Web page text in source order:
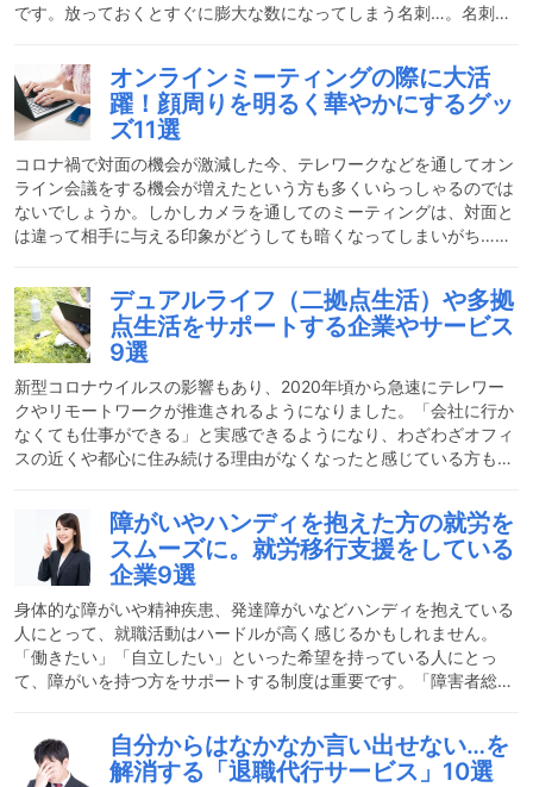
です。放っておくとすぐに膨大な数になってしまう名刺…。名刺フ
一杯になってしまったり、ファイルの途中にページを増やすことが
できずに自分が使いやすいように分類分けができなかったりと、な
かなか収集がつきません。デジタル化が進みあらゆることが便利に
なった今、何か便利な名刺管理の方法はないのでしょうか？最近で
は、各企業で名刺情報をクラウド上に保管・共有して営業活動に活
オンラインミーティングの際に大活
躍！顔周りを明るく華やかにするグッ
ズ11選
コロナ禍で対面の機会が激減した今、テレワークなどを通してオン
ライン会議をする機会が増えたという方も多くいらっしゃるのでは
ないでしょうか。しかしカメラを通してのミーティングは、対面と
は違って相手に与える印象がどうしても暗くなってしまいがち…。
える印象まで暗くなってしまうと、あなたが今まで培ってきた好感
度まで下げてしまう可能性があります。そんな事態に陥らないため
にも、オンラインミーティング時には顔周りが明るくなる工夫をし
て、好感度＆自分のテンションアップ作戦を実行しちゃいましょう
♪今回はオンライン映えするアイテム（ジュエリー、アクセサリー
デュアルライフ（二拠点生活）や多拠
点生活をサポートする企業やサービス
9選
新型コロナウイルスの影響もあり、2020年頃から急速にテレワー
クやリモートワークが推進されるようになりました。「会社に行か
なくても仕事ができる」と実感できるようになり、わざわざオフィ
スの近くや都心に住み続ける理由がなくなったと感じている方も多
心のオフィスに通勤する」というスタイルを求めている人もいるで
しょう。こうした働き方、生活様式の変化により、二つの地域に拠
点を構えて生活する「デュアルライフ（二拠点生活）」や、住処を
転々としながら自由に生活する「多拠点生活」を実践する「アドレ
スホッパー」など新しいスタイルが生まれています。デュアルラ
障がいやハンディを抱えた方の就労を
スムーズに。就労移行支援をしている
企業9選
身体的な障がいや精神疾患、発達障がいなどハンディを抱えている
人にとって、就職活動はハードルが高く感じるかもしれません。
「働きたい」「自立したい」といった希望を持っている人にとっ
て、障がいを持つ方をサポートする制度は重要です。「障害者総合
する法律です。この法律に基づき、障がい者の就職や自立を支援す
る「障害福祉サービス」が定められています。それが「就労移行支
援」です。「働きたい」という意欲や気持ちはあるものの様々な悩
自分からはなかなか言い出せない…を
解消する「退職代行サービス」10選